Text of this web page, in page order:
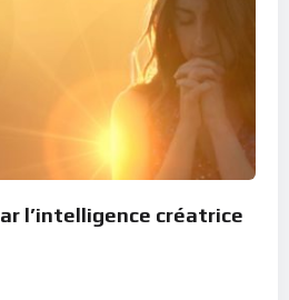
l’intelligence créatrice